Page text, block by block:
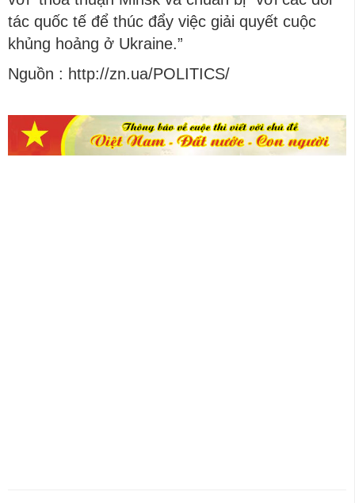
tác quốc tế để thúc đẩy việc giải quyết cuộc
khủng hoảng ở Ukraine.”
Nguồn : http://zn.ua/POLITICS/